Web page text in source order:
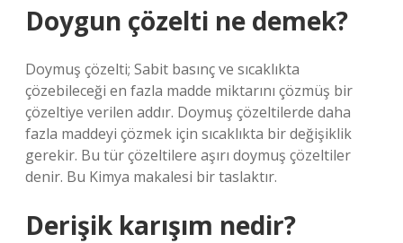
Doygun çözelti ne demek?
Doymuş çözelti; Sabit basınç ve sıcaklıkta
çözebileceği en fazla madde miktarını çözmüş bir
çözeltiye verilen addır. Doymuş çözeltilerde daha
fazla maddeyi çözmek için sıcaklıkta bir değişiklik
gerekir. Bu tür çözeltilere aşırı doymuş çözeltiler
denir. Bu Kimya makalesi bir taslaktır.
Derişik karışım nedir?